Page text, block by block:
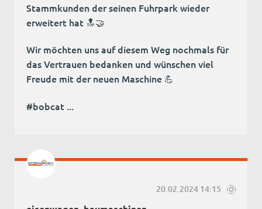
Stammkunden der seinen Fuhrpark wieder
erweitert hat 🔝🤝
Wir möchten uns auf diesem Weg nochmals für
das Vertrauen bedanken und wünschen viel
Freude mit der neuen Maschine 💪
#bobcat ...
20.02.2024 14:15